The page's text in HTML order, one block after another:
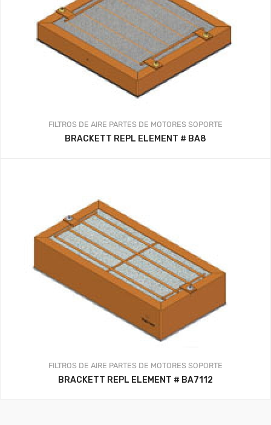
FILTROS DE AIRE PARTES DE MOTORES SOPORTE
BRACKETT REPL ELEMENT # BA8
FILTROS DE AIRE PARTES DE MOTORES SOPORTE
BRACKETT REPL ELEMENT # BA7112